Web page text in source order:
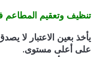
تنظيف وتعقيم
يأخذ بعين الاعتبار لا
على أعلى مستوى.